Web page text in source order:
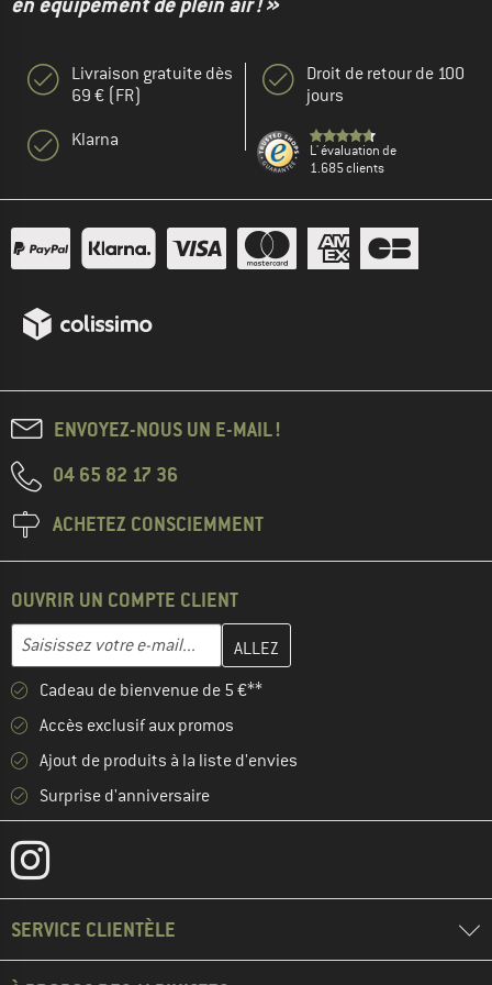
Livraison gratuite dès
69 € (FR)
Klarna
Droit de retour de 100
jours
L' évaluation de
1.685 clients
ENVOYEZ-NOUS UN E-MAIL !
04 65 82 17 36
ACHETEZ CONSCIEMMENT
OUVRIR UN COMPTE CLIENT
Adresse e-mail
Entrez votre adresse e-mail ici et créez votre compte client à la
Cadeau de bienvenue de 5 €**
Accès exclusif aux promos
Ajout de produits à la liste d'envies
Surprise d'anniversaire
SERVICE CLIENTÈLE